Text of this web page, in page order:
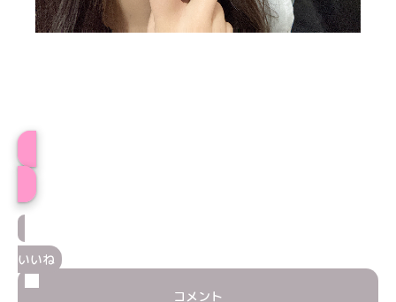
いいね
コメント